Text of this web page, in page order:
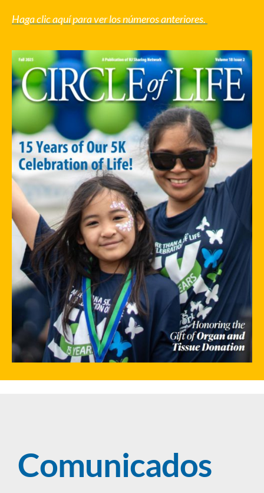
Haga clic aquí para ver los números anteriores.
Comunicados